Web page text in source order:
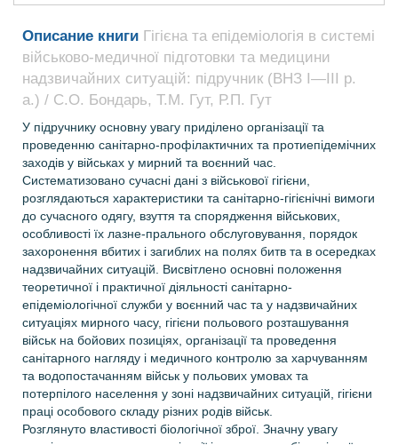
Описание книги Гігієна та епідеміологія в системі
військово-медичної підготовки та медицини
надзвичайних ситуацій: підручник (ВНЗ І—ІІІ р.
а.) / С.О. Бондарь, Т.М. Гут, Р.П. Гут
У підручнику основну увагу приділено організації та
проведенню санітарно-профілактичних та протиепідемічних
заходів у військах у мирний та воєнний час.
Систематизовано сучасні дані з військової гігієни,
розглядаються характеристики та санітарно-гігієнічні вимоги
до сучасного одягу, взуття та спорядження військових,
особливості їх лазне-прального обслуговування, порядок
захоронення вбитих і загиблих на полях битв та в осередках
надзвичайних ситуацій. Висвітлено основні положення
теоретичної і практичної діяльності санітарно-
епідеміологічної служби у воєнний час та у надзвичайних
ситуаціях мирного часу, гігієни польового розташування
військ на бойових позиціях, організації та проведення
санітарного нагляду і медичного контролю за харчуванням
та водопостачанням військ у польових умовах та
потерпілого населення у зоні надзвичайних ситуацій, гігієни
праці особового складу різних родів військ.
Розглянуто властивості біологічної зброї. Значну увагу